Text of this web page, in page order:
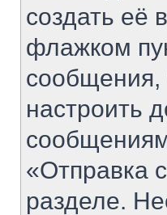
создать её
флажком
сообщения,
настроить
«Отправка
разделе.